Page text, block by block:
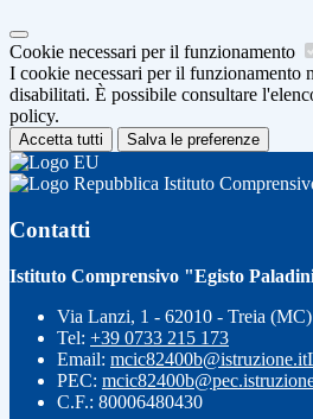
Cookie necessari per il funzionamento
I cookie necessari per il funzionamento
disabilitati. È possibile consultare
policy.
Accetta tutti Salva le preferenze
Istituto
Contatti
Istituto Comprensivo "Egisto
Via Lanzi, 1 - 62010 - Treia (MC)
Tel: +39 0733 215 173
Email: mcic82400b@istruzione.it
PEC:
C.F.: 80006480430